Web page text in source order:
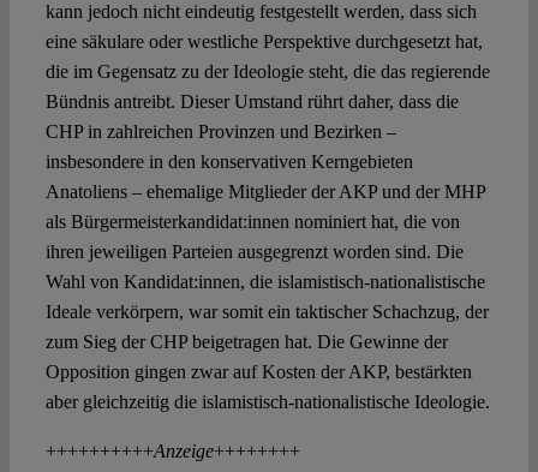
kann jedoch nicht eindeutig festgestellt werden, dass sich
eine säkulare oder westliche Perspektive durchgesetzt hat,
die im Gegensatz zu der Ideologie steht, die das regierende
Bündnis antreibt. Dieser Umstand rührt daher, dass die
CHP in zahlreichen Provinzen und Bezirken –
insbesondere in den konservativen Kerngebieten
Anatoliens – ehemalige Mitglieder der AKP und der MHP
als Bürgermeisterkandidat:innen nominiert hat, die von
ihren jeweiligen Parteien ausgegrenzt worden sind. Die
Wahl von Kandidat:innen, die islamistisch-nationalistische
Ideale verkörpern, war somit ein taktischer Schachzug, der
zum Sieg der CHP beigetragen hat. Die Gewinne der
Opposition gingen zwar auf Kosten der AKP, bestärkten
aber gleichzeitig die islamistisch-nationalistische Ideologie.
++++++++++Anzeige++++++++